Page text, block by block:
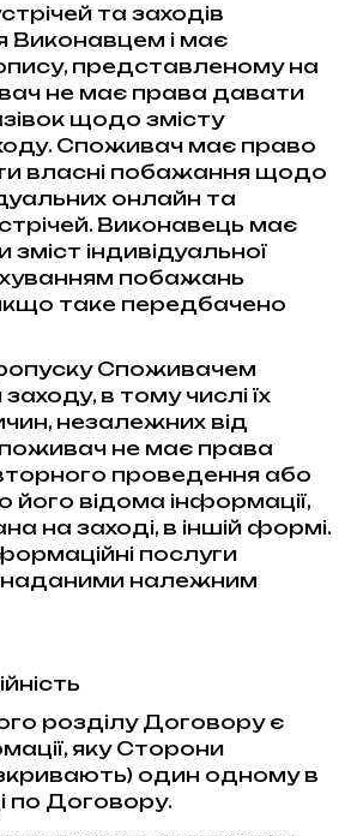
та заходів
Виконавцем і має
представленому на
не має права давати
щодо змісту
Споживач має право
власні побажання щодо
онлайн та
Виконавець має
зміст індивідуальної
побажань
таке передбачено
Споживачем
заходу, в тому числі їх
незалежних від
не має права
проведення або
його відома інформації,
на заході, в іншій формі.
послуги
належним
розділу Договору є
яку Сторони
один одному в
по Договору.